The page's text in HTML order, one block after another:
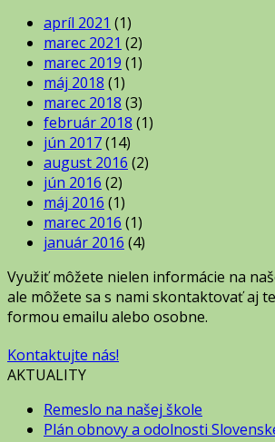
apríl 2021 (1)
marec 2021 (2)
marec 2019 (1)
máj 2018 (1)
marec 2018 (3)
február 2018 (1)
jún 2017(14)
august 2016 (2)
jún 2016 (2)
máj 2016 (1)
marec 2016 (1)
január 2016 (4)
Využiť môžete nielen informácie na
ale môžete sa s nami skontaktovať aj
formou emailu alebo osobne.
Kontaktujte nás!
AKTUALITY
Remeslo na našej škole
Plán obnovy a odolnosti